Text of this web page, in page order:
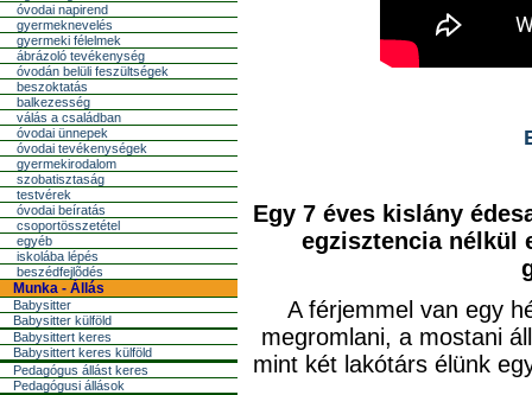
óvodai napirend
gyermeknevelés
gyermeki félelmek
ábrázoló tevékenység
óvodán belüli feszültségek
beszoktatás
balkezesség
válás a családban
óvodai ünnepek
óvodai tevékenységek
gyermekirodalom
szobatisztaság
testvérek
óvodai beíratás
csoportösszetétel
egyéb
iskolába lépés
beszédfejlõdés
Munka - Állás
Babysitter
Babysitter külföld
Babysittert keres
Babysittert keres külföld
Pedagógus állást keres
Pedagógusi állások
Egy 7 éves kislány
egzisztencia nélkül
A férjemmel van egy
megromlani, a mostani
mint két lakótárs élünk